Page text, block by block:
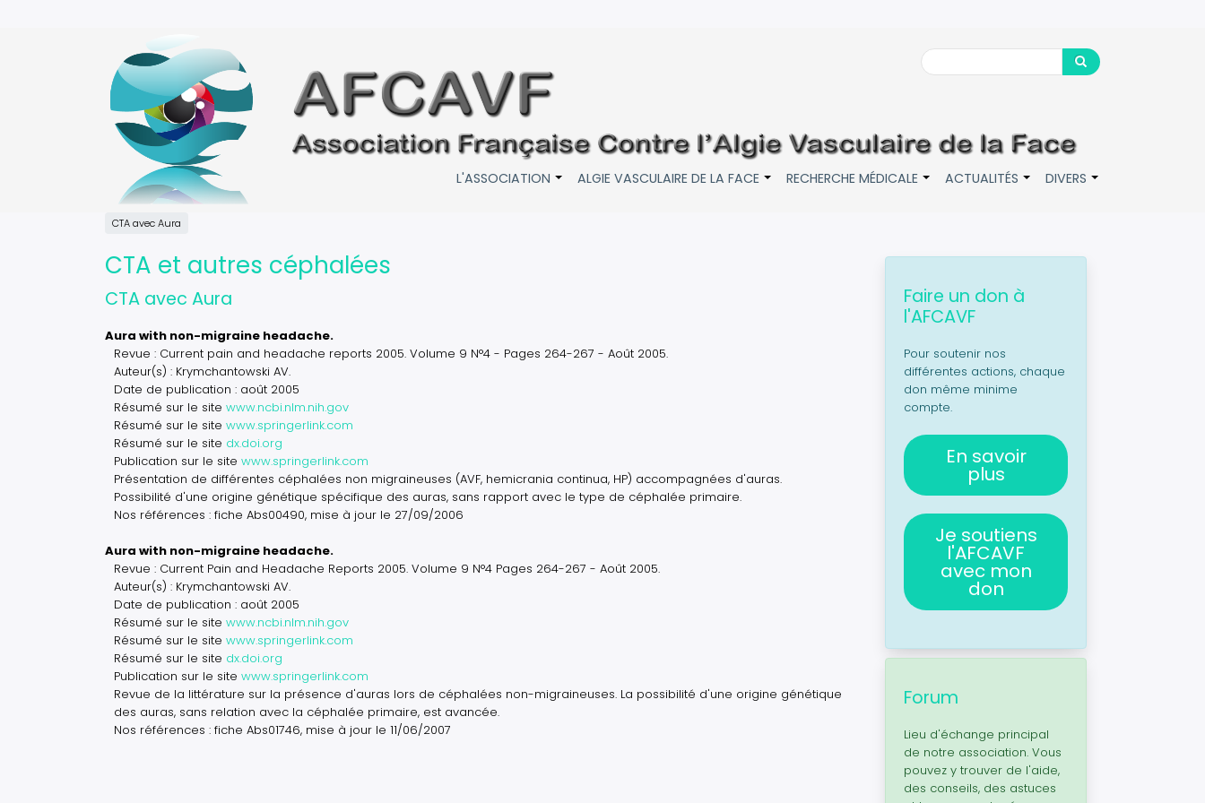
Search
Search
L'ASSOCIATION ALGIE VASCULAIRE DE LA FACE RECHERCHE MÉDICALE ACTUALITÉS DIVERS
CTA avec Aura
CTA et autres céphalées
CTA avec Aura
Aura with non-migraine headache.
Revue : Current pain and headache reports 2005. Volume 9 N°4 - Pages 264-267 - Août 2005.
Auteur(s) : Krymchantowski AV.
Date de publication : août 2005
Résumé sur le site www.ncbi.nlm.nih.gov
Résumé sur le site www.springerlink.com
Résumé sur le site dx.doi.org
Publication sur le site www.springerlink.com
Présentation de différentes céphalées non migraineuses (AVF, hemicrania continua, HP) accompagnées d'auras.
Possibilité d'une origine génétique spécifique des auras, sans rapport avec le type de céphalée primaire.
Nos références : fiche Abs00490, mise à jour le 27/09/2006
Aura with non-migraine headache.
Revue : Current Pain and Headache Reports 2005. Volume 9 N°4 Pages 264-267 - Août 2005.
Auteur(s) : Krymchantowski AV.
Date de publication : août 2005
Résumé sur le site www.ncbi.nlm.nih.gov
Résumé sur le site www.springerlink.com
Résumé sur le site dx.doi.org
Publication sur le site www.springerlink.com
Revue de la littérature sur la présence d'auras lors de céphalées non-migraineuses. La possibilité d'une origine génétique
des auras, sans relation avec la céphalée primaire, est avancée.
Nos références : fiche Abs01746, mise à jour le 11/06/2007
Faire un don à
l'AFCAVF
Pour soutenir nos
différentes actions, chaque
don même minime
compte.
En savoir
plus
Je soutiens
l'AFCAVF
avec mon
don
Forum
Lieu d'échange principal
de notre association. Vous
pouvez y trouver de l'aide,
des conseils, des astuces